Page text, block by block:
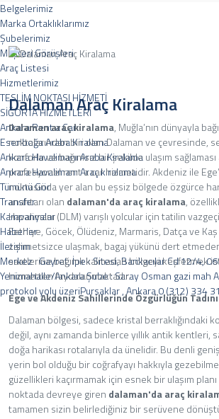
Belgelerimiz
Marka Ortaklıklarımız
Şubelerimiz
Müşteri Görüşleri
Araç Listesi
Hizmetlerimiz
TESLİM NOKTASI HİZMETİ
SİĞORTA HİZMETLERİ
Ankara Rent a Car
Esenboğa Araba Kiralama
Ankara Havalimanı Araba Kiralama
Ankara Havalimanı Araç kiralama
Tümünü Gör
Transfer
Kampanyalar
Haberler
İletişim
Merkez : Gayret, İpek Sitesi, Bankacılar Cd 12/4,
Yenimahalle/Ankara Şube : Saray Osman gazi mah
protokol yolu üzeriPursaklar , Ankara0 (312) 334
Dalaman Araç Kiralama
Dalaman araç kiralama, Muğla’nın dünyayla
noktalarından biri olan Dalaman ve çevresinde,
konforlu ve bağımsız bir şekilde ulaşım
profesyonel rent a car hizmetidir. Akdeniz ile
noktasında yer alan bu eşsiz bölgede özgürce
anahtarı olan dalaman'da araç kiralama,
Havalimanı (DLM) varışlı yolcular için tatilin
Fethiye, Göcek, Ölüdeniz, Marmaris, Datça ve
zahmetsizce ulaşmak, bagaj yükünü dert
saatlerine bağımlı kalmadan bölgeyi keşfetmek
hizmetten faydalanmaktadır.
Ege ve Akdeniz Sahillerinde Özgürlüğün Tadını
Dalaman bölgesi, sadece kristal berraklığındaki
değil, aynı zamanda binlerce yıllık antik kentleri,
doğa harikası rotalarıyla da ünelidir. Bu denli
yerin bol olduğu bir coğrafyayı hakkıyla
güzellikleri kaçırmamak için esnek bir ulaşım planı
noktada devreye giren dalaman'da araç
tamamen sizin belirlediğiniz bir serüvene